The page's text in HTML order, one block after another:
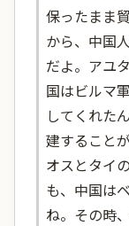
保ったまま
から、中国
だよ。アユ
国はビルマ
してくれた
建すること
オスとタイ
も、中国は
ね。その時